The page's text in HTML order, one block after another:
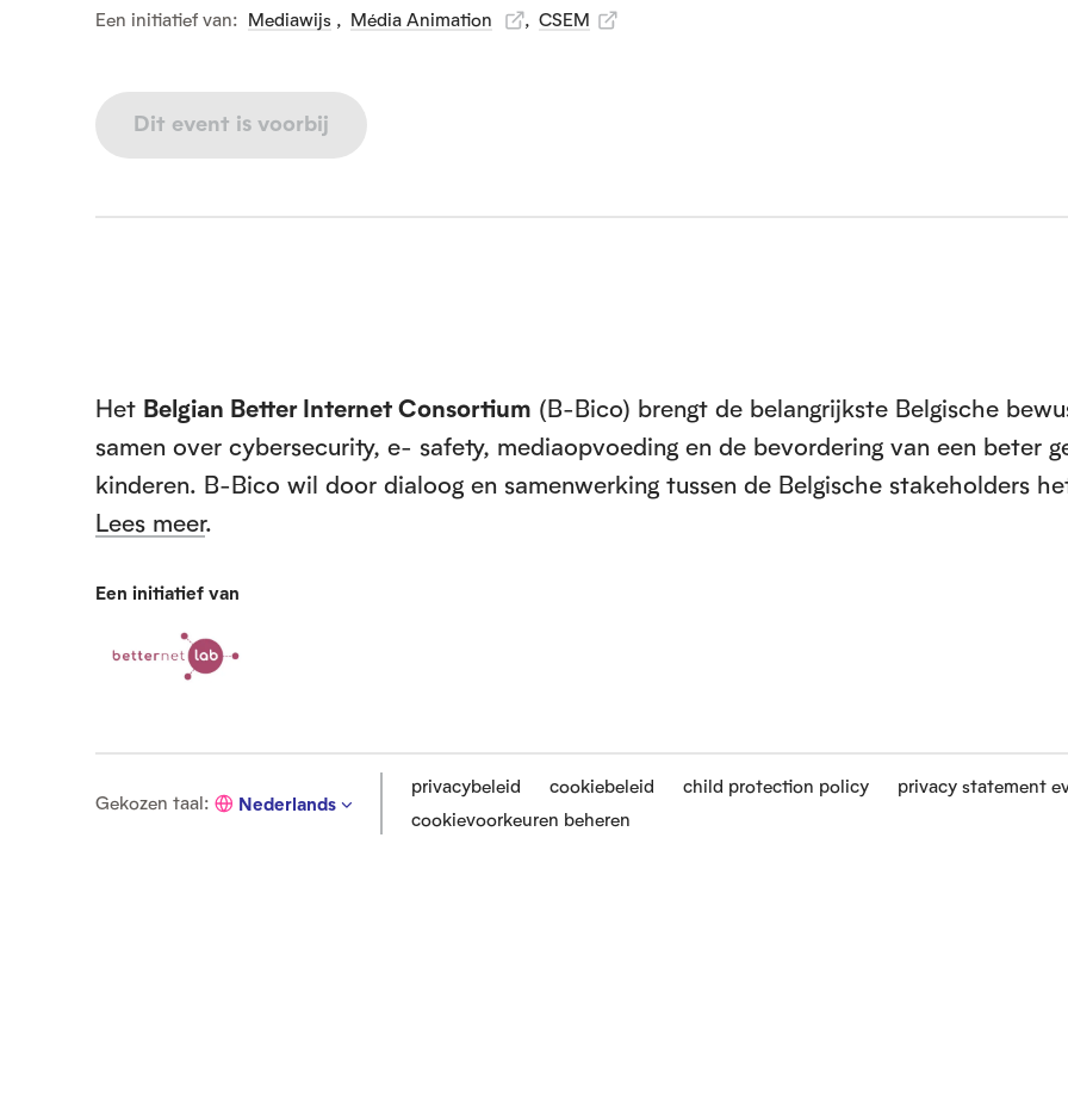
Een initiatief van: Mediawijs , Média Animation , CSEM
Dit event is voorbij
e
t
Het Belgian Better Internet Consortium (B-Bico) brengt de belangrijkste Belgische
samen over cybersecurity, e- safety, mediaopvoeding en de bevordering van een beter
kinderen. B-Bico wil door dialoog en samenwerking tussen de Belgische stakeholders
Lees meer.
Een initiatief van
Gekozen taal:
G
Nederlands
privacybeleid cookiebeleid child protection policy
privacy statement
cookievoorkeuren beheren